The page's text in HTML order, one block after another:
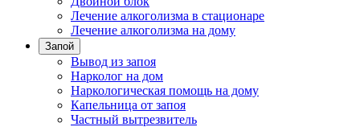
Лечение алкоголизма в стационаре
Лечение алкоголизма на дому
Запой
Вывод из запоя
Нарколог на дом
Наркологическая помощь на дому
Капельница от запоя
Частный вытрезвитель